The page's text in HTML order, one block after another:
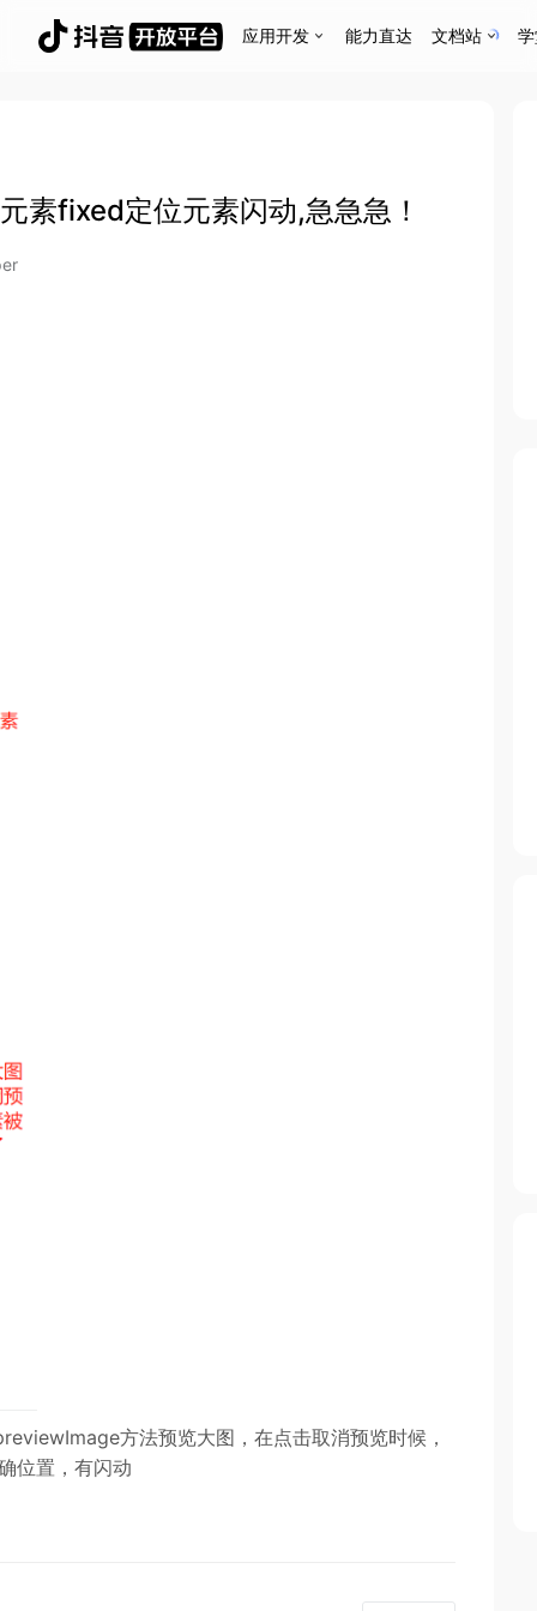
应用开发 能力直达 文档站
fixed定位元素闪动,急急急！
方法预览大图，在点击取消预览时候，
位置，有闪动